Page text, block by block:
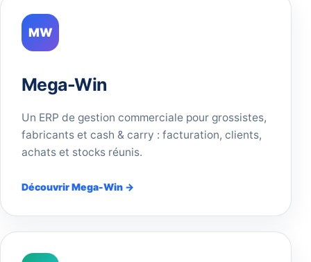
MW
Mega-Win
Un ERP de gestion commerciale pour grossistes,
fabricants et cash & carry : facturation, clients,
achats et stocks réunis.
Découvrir Mega-Win →